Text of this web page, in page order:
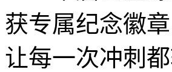
获专属纪念徽
让每一次冲刺